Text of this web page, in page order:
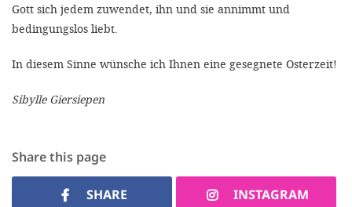
Gott sich jedem zuwendet, ihn und sie annimmt und
bedingungslos liebt.
In diesem Sinne wünsche ich Ihnen eine gesegnete Osterzeit!
Sibylle Giersiepen
Share this page
SHARE INSTAGRAM